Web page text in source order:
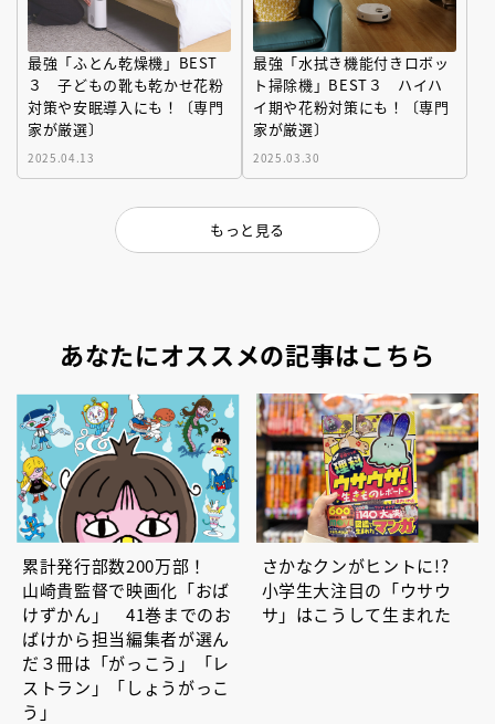
最強「ふとん乾燥機」BEST
３ 子どもの靴も乾かせ花粉
対策や安眠導入にも！〔専門
家が厳選〕
2025.04.13
最強「水拭き機能付きロボッ
ト掃除機」BEST３ ハイハ
イ期や花粉対策にも！〔専門
家が厳選〕
2025.03.30
もっと見る
あなたにオススメの記事はこちら
累計発行部数200万部！
山崎貴監督で映画化「おば
けずかん」 41巻までのお
ばけから担当編集者が選ん
だ３冊は「がっこう」「レ
ストラン」「しょうがっこ
う」
さかなクンがヒントに!?
小学生大注目の「ウサウ
サ」はこうして生まれた